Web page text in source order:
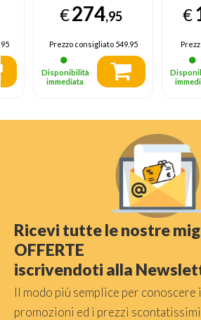
HDR10, 20W, 3
HDMI con Game
Optimizer, Smart
TV WebOS 25
€274,95
Prezzo consigliato549.95
Disponibilità
immediata
€
Ricevi tutte le nostre
OFFERTE
iscrivendoti alla
Il modo più semplice per conoscere
promozioni ed i prezzi scontatissimi